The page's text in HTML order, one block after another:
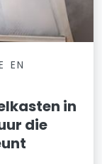
EN
in
die